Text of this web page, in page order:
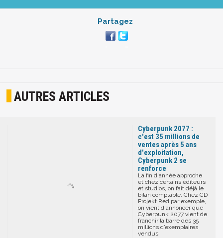
Partagez
AUTRES ARTICLES
Cyberpunk 2077 :
c'est 35 millions de
ventes après 5 ans
d'exploitation,
Cyberpunk 2 se
renforce
La fin d'année approche
et chez certains éditeurs
et studios, on fait déjà le
bilan comptable. Chez CD
Projekt Red par exemple,
on vient d'annoncer que
Cyberpunk 2077 vient de
franchir la barre des 35
millions d’exemplaires
vendus